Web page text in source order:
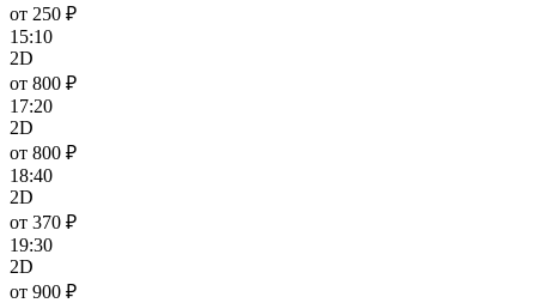
от 250 ₽
15:10
2D
от 800 ₽
17:20
2D
от 800 ₽
18:40
2D
от 370 ₽
19:30
2D
от 900 ₽